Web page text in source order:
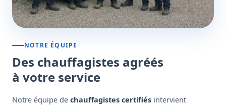
NOTRE ÉQUIPE
Des chauffagistes agréés
à votre service
Notre équipe de chauffagistes certifiés intervient